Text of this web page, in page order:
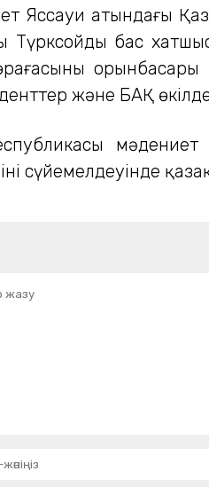
Яссауи атындағы
Түрксойдың бас
және БАҚ
мәдениет
сүйемелдеуінде